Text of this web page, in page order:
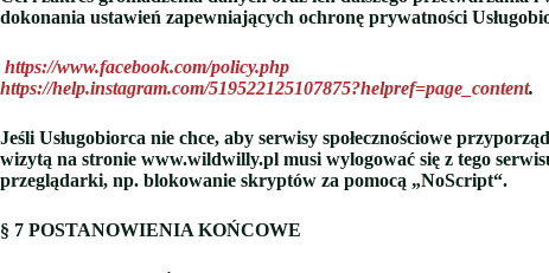
dokonania ustawień zapewniających ochronę prywatności
https://www.facebook.com/policy.php
https://help.instagram.com/519522125107875?helpref=page_content.
Jeśli Usługobiorca nie chce, aby serwisy społecznościowe
wizytą na stronie www.wildwilly.pl musi wylogować się z tego
przeglądarki, np. blokowanie skryptów za pomocą „NoScript“.
§ 7 POSTANOWIENIA KOŃCOWE